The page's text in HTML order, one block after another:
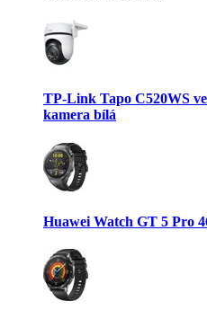
TP-Link Tapo C520WS
kamera bílá
Huawei Watch GT 5 Pro